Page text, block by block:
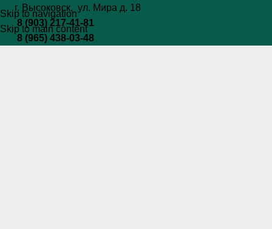
Skip to navigation
Skip to main content
г. Высоковск, ул. Мира д. 18
8 (903) 217-41-81
8 (965) 438-03-48